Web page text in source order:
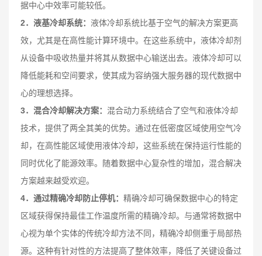
据中心中效率可能较低。
2．液基冷却系统： 液体冷却系统比基于空气的解决方案更高
效，尤其是在高性能计算环境中。在这些系统中，液体冷却剂
从设备中吸收热量并将其从数据中心输送出去。液体冷却可以
降低能耗和空间要求，使其成为容纳强大服务器的现代数据中
心的理想选择。
3．混合冷却解决方案： 混合动力系统结合了空气和液体冷却
技术，提供了两全其美的优势。通过在低密度区域使用空气冷
却，在高性能区域使用液体冷却，这些系统在保持运行性能的
同时优化了能源效率。随着数据中心复杂性的增加，混合解决
方案越来越受欢迎。
4．通过精确冷却防止停机： 精确冷却可确保数据中心的特定
区域获得保持最佳工作温度所需的精确冷却。与通常将数据中
心视为单个实体的传统冷却方法不同，精确冷却侧重于局部热
源。这种有针对性的方法提高了整体效率，降低了关键设备过